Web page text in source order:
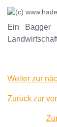
Ein Bagger
Weiter zur
Zurück zur